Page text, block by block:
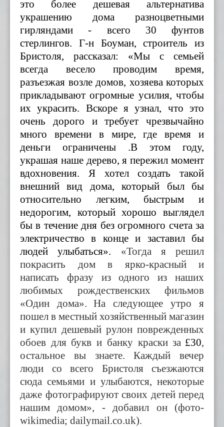
это более дешевая альтернатива
украшению дома разноцветными
гирляндами - всего 30 фунтов
стерлингов. Г-н Боуман, строитель из
Бристоля, рассказал: «Мы с семьей
всегда весело проводим время,
разъезжая возле домов, хозяева которых
прикладывают огромные усилия, чтобы
их украсить. Вскоре я узнал, что это
очень дорого и требует чрезвычайно
много времени в мире, где время и
деньги ограничены .В этом году,
украшая наше дерево, я пережил момент
вдохновения. Я хотел создать такой
внешний вид дома, который был бы
относительно легким, быстрым и
недорогим, который хорошо выглядел
бы в течение дня без огромного счета за
электричество в конце и заставил бы
людей улыбаться». «Тогда я решил
покрасить дом в ярко-красный и
написать фразуиз одного из наших
любимых рождественских фильмов
«Один дома». На следующее утро я
пошел в местный хозяйственный магазин
и купил дешевый рулон поврежденных
обоев для букви банку краски за £30,
остальное вы знаете. Каждый вечер
люди со всего Бристоля съезжаются
сюда семьями и улыбаются, некоторые
даже фотографируют своих детей перед
нашим домом», - добавил он (фото-
wikimedia; dailymail.co.uk).